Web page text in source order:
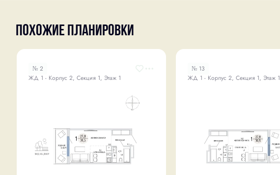
Похожие планировки
№ 2
ЖД 1 - Корпус 2, Секция 1, Этаж 1
№ 13
ЖД 1 - Корпус 2, Секция 1, Этаж 1